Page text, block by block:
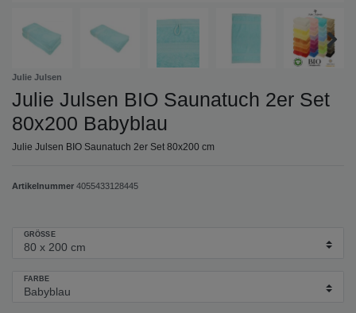
Julie Julsen
Julie Julsen BIO Saunatuch 2er Set
80x200 Babyblau
Julie Julsen BIO Saunatuch 2er Set 80x200 cm
Artikelnummer 4055433128445
GRÖSSE
FARBE